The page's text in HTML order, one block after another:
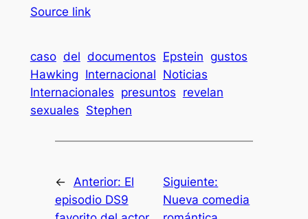
Source link
caso del documentos Epstein gustos
Hawking Internacional Noticias
Internacionales presuntos revelan
sexuales Stephen
← Anterior: El
episodio DS9
Siguiente:
Nueva comedia